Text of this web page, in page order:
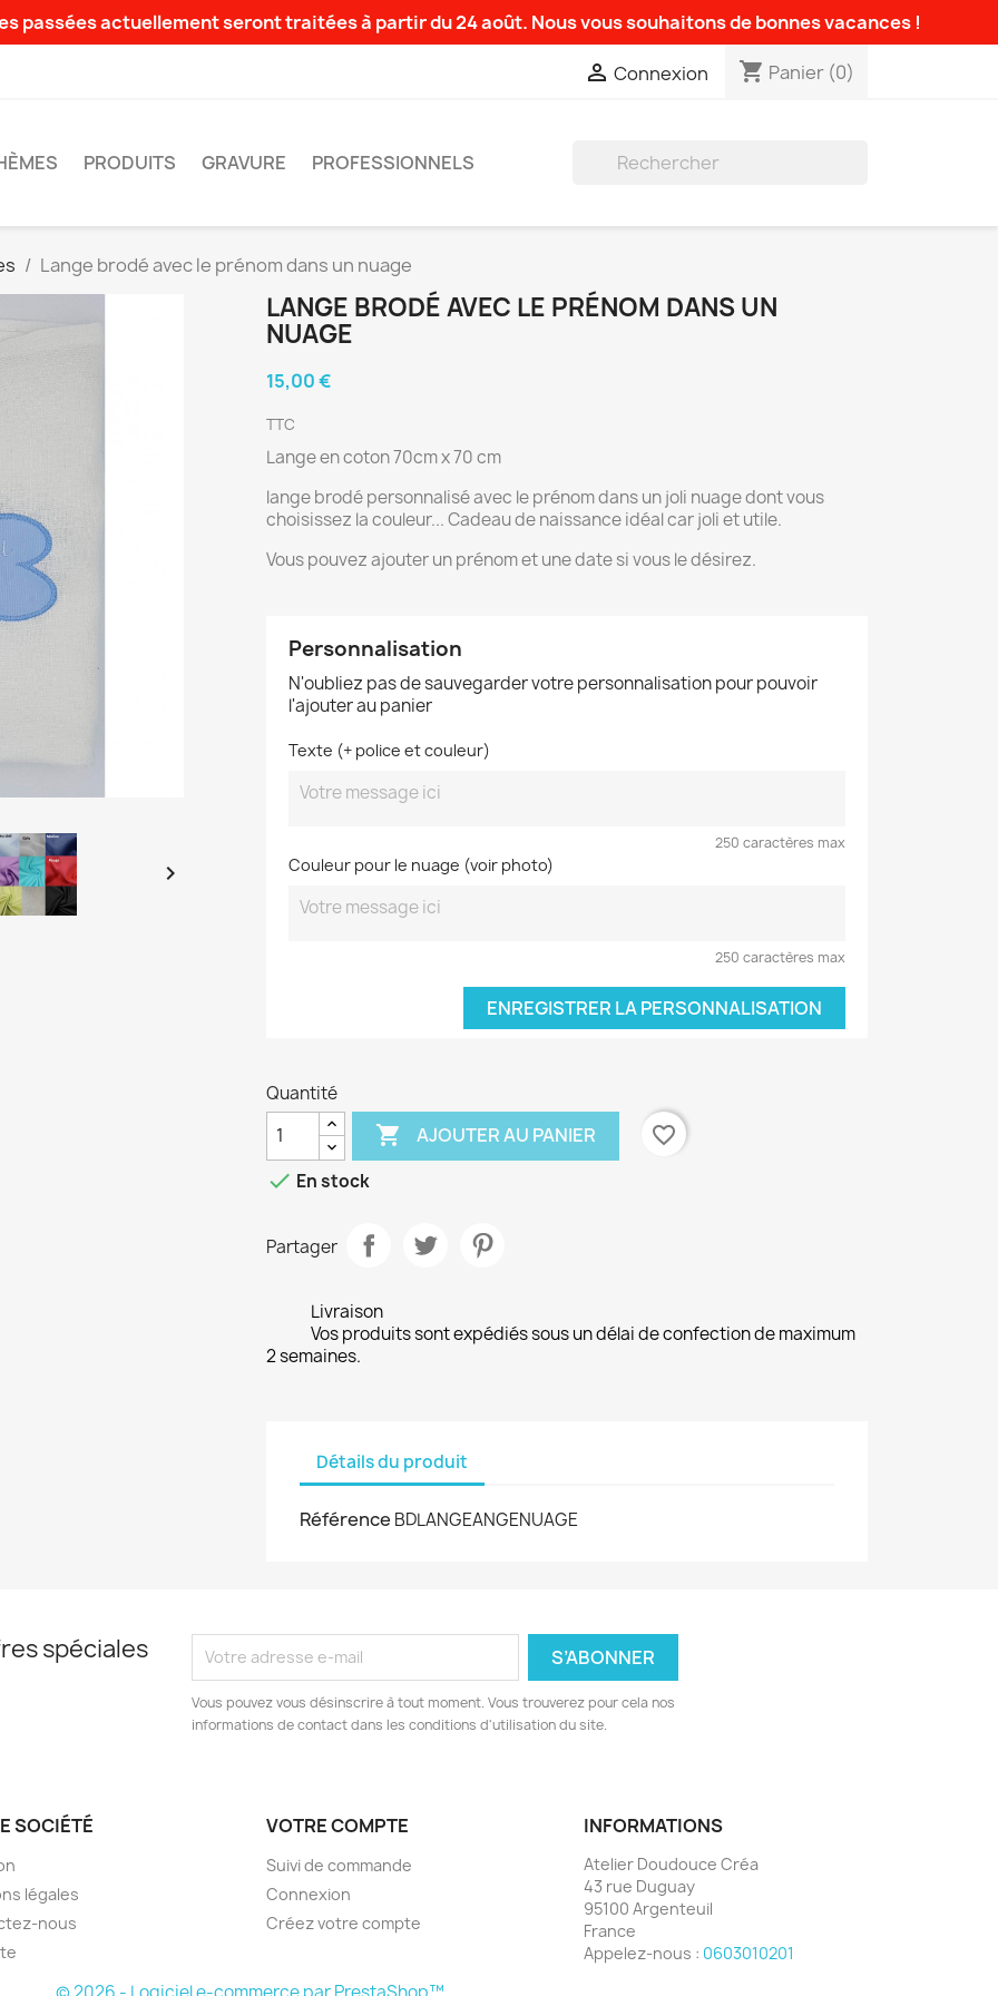
passées actuellement seront traitées à partir du 24 août. Nous vous souhaitons de bonnes vacances !
 Connexion shopping_cart Panier (0)
PRODUITS GRAVURE PROFESSIONNELS
Lange brodé avec le prénom dans un nuage

LANGE BRODÉ AVEC LE PRÉNOM DANS UN
NUAGE
15,00 €
TTC
Lange en coton 70cm x 70 cm
lange brodé personnalisé avec le prénom dans un joli nuage dont vous
choisissez la couleur... Cadeau de naissance idéal car joli et utile.
Vous pouvez ajouter un prénom et une date si vous le désirez.
Personnalisation
N'oubliez pas de sauvegarder votre personnalisation pour pouvoir
l'ajouter au panier
Texte (+ police et couleur)
250 caractères max
Couleur pour le nuage (voir photo)
250 caractères max
ENREGISTRER LA PERSONNALISATION
Quantité
 AJOUTER AU PANIER
favorite_border
 En stock
Partager
Livraison
Vos produits sont expédiés sous un délai de confection de maximum
2 semaines.
Détails du produit
Référence BDLANGEANGENUAGE
spéciales
Vous pouvez vous désinscrire à tout moment. Vous trouverez pour cela nos
informations de contact dans les conditions d'utilisation du site.
SOCIÉTÉ
légales
nous
VOTRE COMPTE
Suivi de commande
Connexion
Créez votre compte
INFORMATIONS
Atelier Doudouce Créa
43 rue Duguay
95100 Argenteuil
France
Appelez-nous : 0603010201